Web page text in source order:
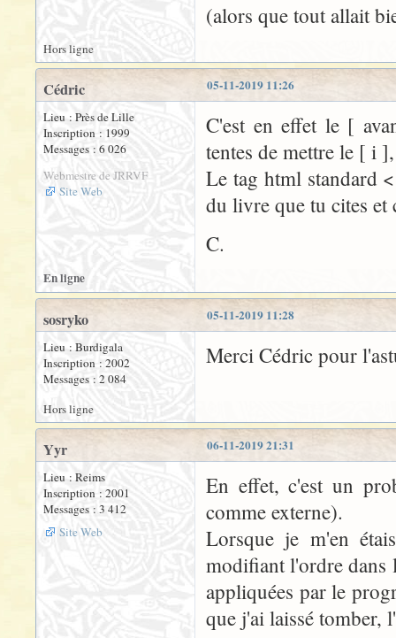
(alors que tout allait
Hors ligne
05-11-2019 11:26
Cédric
Lieu : Près de Lille
Inscription : 1999
Messages : 6 026
Webmestre de JRRVF
Site Web
C'est en effet le [
tentes de mettre le [ i
Le tag html standard
du livre que tu cites et
C.
En ligne
05-11-2019 11:28
sosryko
Lieu : Burdigala
Inscription : 2002
Messages : 2 084
Merci Cédric pour
Hors ligne
06-11-2019 21:31
Yyr
Lieu : Reims
Inscription : 2001
Messages : 3 412
Site Web
En effet, c'est un
comme externe).
Lorsque je m'en
modifiant l'ordre dans
appliquées par le
que j'ai laissé tomber,